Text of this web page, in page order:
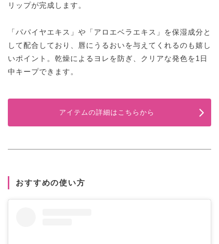
リップが完成します。
「パパイヤエキス」や「アロエベラエキス」を保湿成分と
して配合しており、唇にうるおいを与えてくれるのも嬉し
いポイント。乾燥によるヨレを防ぎ、クリアな発色を1日
中キープできます。
アイテムの詳細はこちらから
おすすめの使い方